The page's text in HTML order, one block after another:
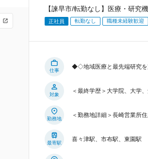
【諫早市/転勤なし】医療・研
正社員 転勤なし 職種未経験歓迎
仕事
◆◇地域医療と最先端研究を
対象
＜最終学歴＞大学院、大学
勤務地
＜勤務地詳細＞長崎営業所
最寄駅
喜々津駅、市布駅、東園駅